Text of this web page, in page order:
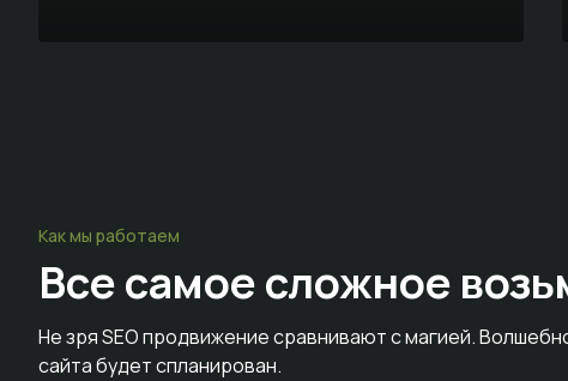
Как мы работаем
Все самое сложное
Не зря SEO продвижение сравнивают с магией.
сайта будет спланирован.